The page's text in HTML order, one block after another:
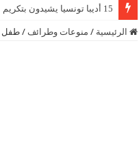
15 أديبا تونسيا يشيدون بتكريم الشاعر علي الدرورة
الرئيسية / منوعات وطرائف / طفل